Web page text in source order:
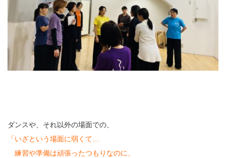
ダンスや、それ以外の場面での、
「いざという場面に弱くて…
練習や準備は頑張ったつもりなのに、